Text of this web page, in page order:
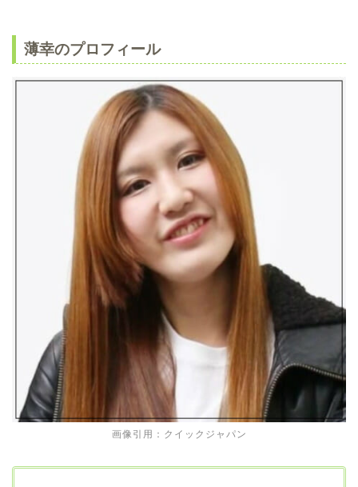
薄幸のプロフィール
画像引用：クイックジャパン